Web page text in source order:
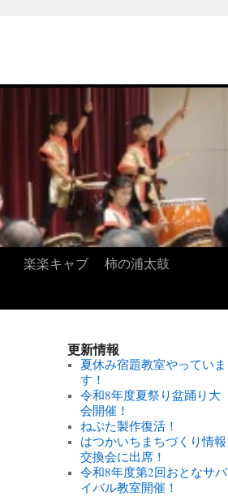
楽楽キャブ
柿の浦太鼓
更新情報
夏休み宿題教室やっていま
す！
令和8年度夏祭り盆踊り大
会開催！
ねぷた製作復活！
はつかいちまちづくり情報
交換会に出席！
令和8年度第2回おとなサバ
イバル教室開催！